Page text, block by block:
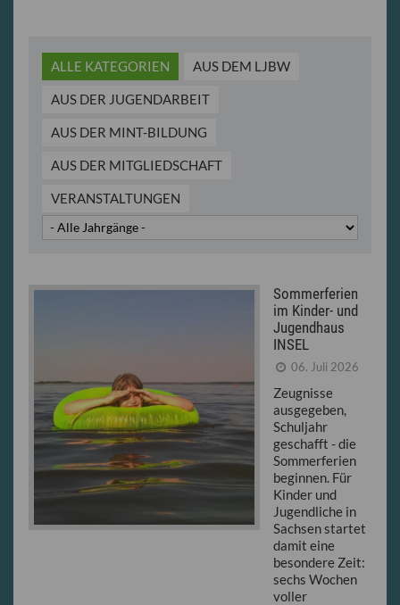
ALLE KATEGORIEN AUS DEM LJBW
AUS DER JUGENDARBEIT
AUS DER MINT-BILDUNG
AUS DER MITGLIEDSCHAFT
VERANSTALTUNGEN
Sommerferien
im Kinder- und
Jugendhaus
INSEL
06. Juli 2026
Zeugnisse
ausgegeben,
Schuljahr
geschafft - die
Sommerferien
beginnen. Für
Kinder und
Jugendliche in
Sachsen startet
damit eine
besondere Zeit:
sechs Wochen
voller